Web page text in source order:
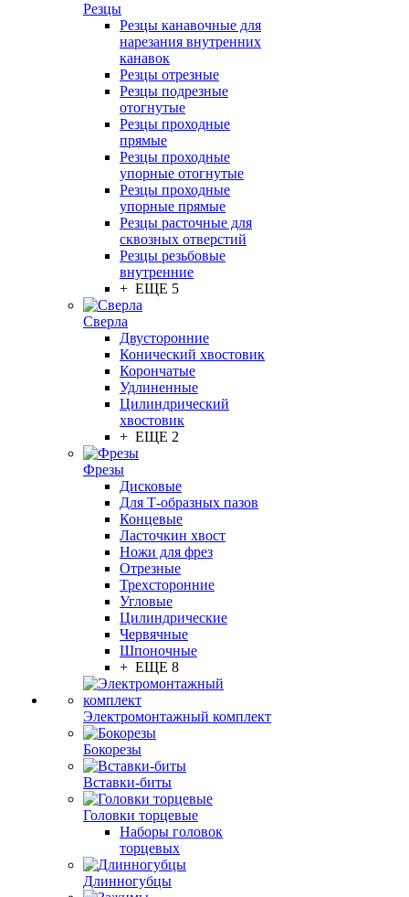
Резцы
Резцы канавочные для
нарезания внутренних
канавок
Резцы отрезные
Резцы подрезные
отогнутые
Резцы проходные
прямые
Резцы проходные
упорные отогнутые
Резцы проходные
упорные прямые
Резцы расточные для
сквозных отверстий
Резцы резьбовые
внутренние
+ ЕЩЕ 5
Сверла
Двусторонние
Конический хвостовик
Корончатые
Удлиненные
Цилиндрический
хвостовик
+ ЕЩЕ 2
Фрезы
Дисковые
Для Т-образных пазов
Концевые
Ласточкин хвост
Ножи для фрез
Отрезные
Трехсторонние
Угловые
Цилиндрические
Червячные
Шпоночные
+ ЕЩЕ 8
Электромонтажный комплект
Бокорезы
Вставки-биты
Головки торцевые
Наборы головок
торцевых
Длинногубцы